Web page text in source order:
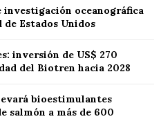
investigación oceanográfica
Estados Unidos
inversión de US$ 270
del Biotren hacia 2028
bioestimulantes
salmón a más de 600